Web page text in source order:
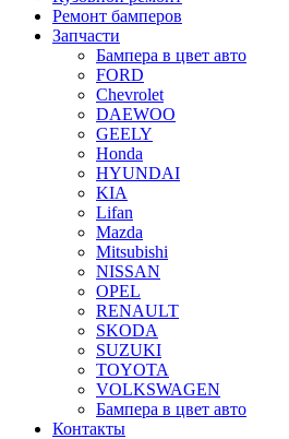
Ремонт бамперов
Запчасти
Бампера в цвет авто
FORD
Chevrolet
DAEWOO
GEELY
Honda
HYUNDAI
KIA
Lifan
Mazda
Mitsubishi
NISSAN
OPEL
RENAULT
SKODA
SUZUKI
TOYOTA
VOLKSWAGEN
Бампера в цвет авто
Контакты